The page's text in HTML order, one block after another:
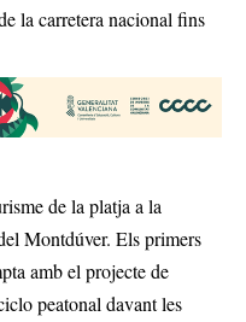
la carretera nacional fins
de la platja a la
Montdúver. Els primers
amb el projecte de
peatonal davant les